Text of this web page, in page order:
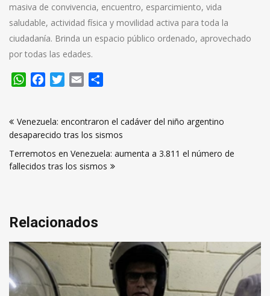
masiva de convivencia, encuentro, esparcimiento, vida
saludable, actividad física y movilidad activa para toda la
ciudadanía. Brinda un espacio público ordenado, aprovechado
por todas las edades.
WhatsApp
FacebookTwitter
Email
de
entradas
Venezuela: encontraron el cadáver del niño argentino
desaparecido tras los sismos
Terremotos en Venezuela: aumenta a 3.811 el número de
fallecidos tras los sismos
Relacionados